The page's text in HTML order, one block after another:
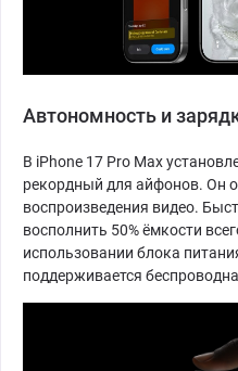
Автономность и
В iPhone 17 Pro Max
рекордный для айфонов. Он
воспроизведения видео.
восполнить 50% ёмкости
использовании блока
поддерживается